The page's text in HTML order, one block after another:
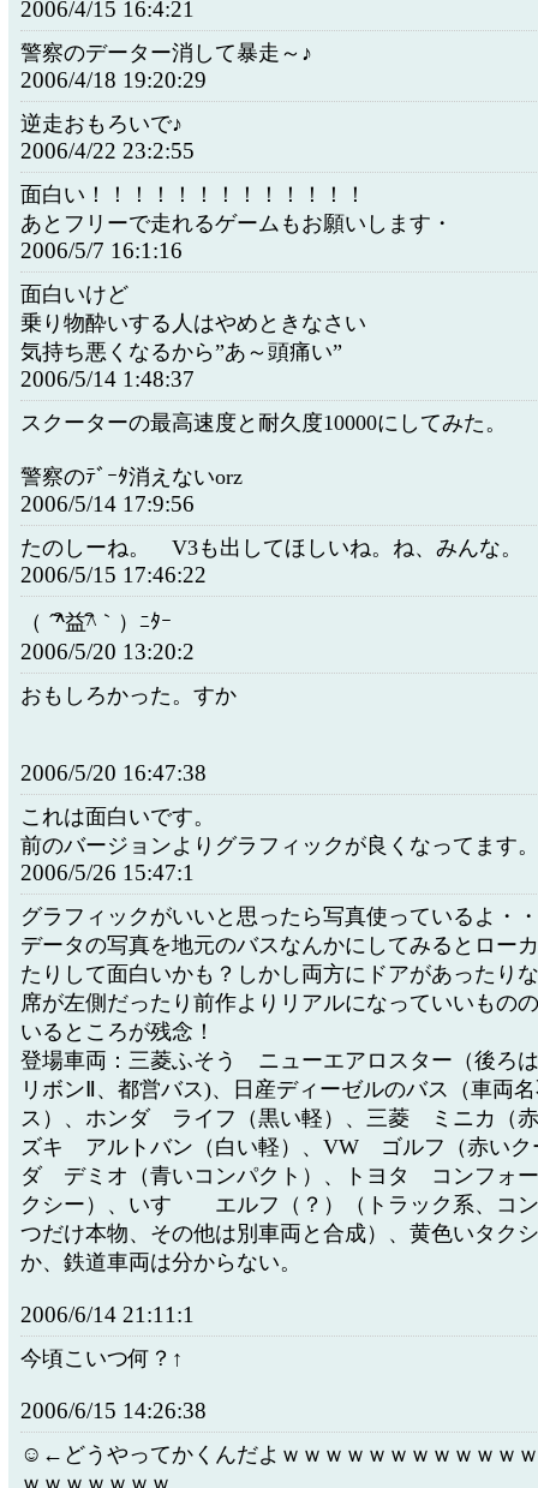
2006/4/15 16:4:21
警察のデーター消して暴走～♪
2006/4/18 19:20:29
逆走おもろいで♪
2006/4/22 23:2:55
面白い！！！！！！！！！！！！！
あとフリーで走れるゲームもお願いします・
2006/5/7 16:1:16
面白いけど
乗り物酔いする人はやめときなさい
気持ち悪くなるから”あ～頭痛い”
2006/5/14 1:48:37
スクーターの最高速度と耐久度10000にしてみた。
警察のﾃﾞｰﾀ消えないorz
2006/5/14 17:9:56
たのしーね。 V3も出してほしいね。ね、みんな。
2006/5/15 17:46:22
（ ´^ิ益^ิ｀）ﾆﾀｰ
2006/5/20 13:20:2
おもしろかった。すか
2006/5/20 16:47:38
これは面白いです。
前のバージョンよりグラフィックが良くなってます。
2006/5/26 15:47:1
グラフィックがいいと思ったら写真使っているよ・
データの写真を地元のバスなんかにしてみるとロー
たりして面白いかも？しかし両方にドアがあったり
席が左側だったり前作よりリアルになっていいもの
いるところが残念！
登場車両：三菱ふそう ニューエアロスター（後ろ
リボンⅡ、都営バス)、日産ディーゼルのバス（車両
ス）、ホンダ ライフ（黒い軽）、三菱 ミニカ（
ズキ アルトバン（白い軽）、VW ゴルフ（赤いク
ダ デミオ（青いコンパクト）、トヨタ コンフォ
クシー）、いすゞ エルフ（？）（トラック系、コ
つだけ本物、その他は別車両と合成）、黄色いタク
か、鉄道車両は分からない。
2006/6/14 21:11:1
今頃こいつ何？↑
2006/6/15 14:26:38
☺←どうやってかくんだよｗｗｗｗｗｗｗｗｗｗｗ
ｗｗｗｗｗｗｗ